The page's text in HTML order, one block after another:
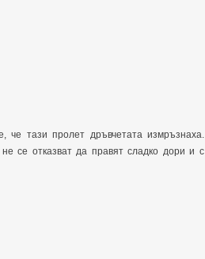
че тази пролет дръвчетата измръзнаха.
се отказват да правят сладко дори и с